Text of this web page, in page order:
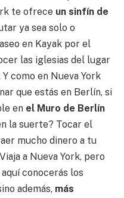
te ofrece un sinfín de
ya sea solo o
en Kayak por el
las iglesias del lugar
Y como en Nueva York
que estás en Berlín, si
en el Muro de Berlín
la suerte? Tocar el
mucho dinero a tu
a Nueva York, pero
conocerás los
además, más